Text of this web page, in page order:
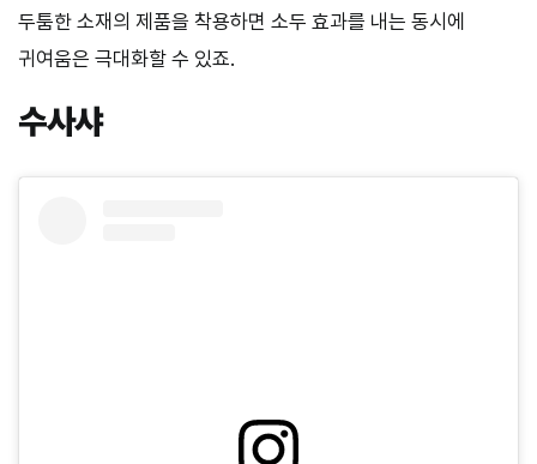
두툼한 소재의 제품을 착용하면 소두 효과를 내는 동시에
귀여움은 극대화할 수 있죠.
수사샤